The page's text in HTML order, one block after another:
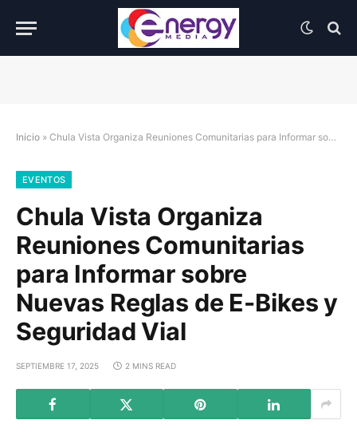
Inicio » Chula Vista Organiza Reuniones Comunitarias para Informar sobre Nuevas Reglas de E-Bikes y Seguridad Vial
EVENTOS
Chula Vista Organiza
Reuniones Comunitarias
para Informar sobre
Nuevas Reglas de E-Bikes y
Seguridad Vial
SEPTIEMBRE 17, 2025 2 MINS READ